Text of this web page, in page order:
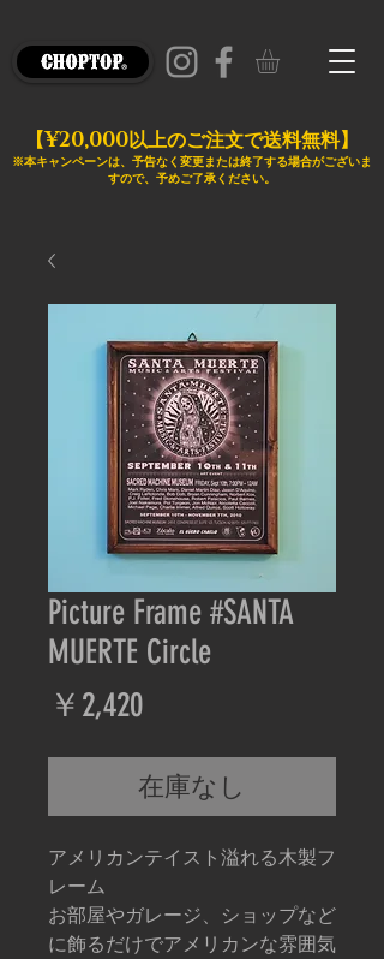
【¥20,000以上のご注文で送料無料】
※本キャンペーンは、予告なく変更または終了する場合がございま
すので、予めご了承ください。
Picture Frame #SANTA
MUERTE Circle
￥2,420価
格
在庫なし
アメリカンテイスト溢れる木製フ
レーム
お部屋やガレージ、ショップなど
に飾るだけでアメリカンな雰囲気